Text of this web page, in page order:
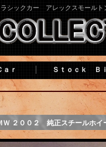
シックカー アレックスモール
ａｒ Ｓｔｏｃｋ Ｂ
Ｗ ２００２ 純正スチールホ